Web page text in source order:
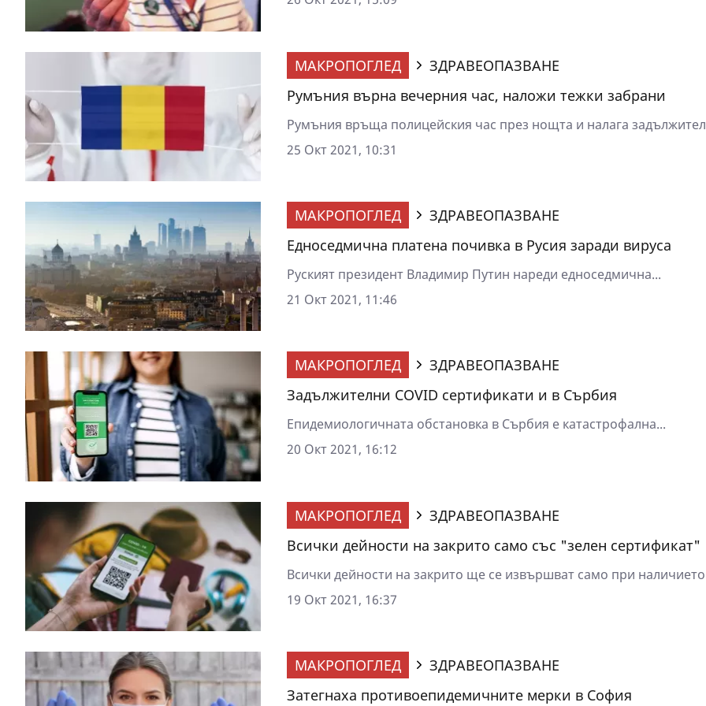
МАКРОПОГЛЕД
ЗДРАВЕОПАЗВАНЕ
Румъния върна вечерния час, наложи тежки забрани
Румъния връща полицейския час през нощта и налага
25 Окт 2021, 10:31
МАКРОПОГЛЕД
ЗДРАВЕОПАЗВАНЕ
Едноседмична платена почивка в Русия заради вируса
Руският президент Владимир Путин нареди едноседмична...
21 Окт 2021, 11:46
МАКРОПОГЛЕД
ЗДРАВЕОПАЗВАНЕ
Задължителни COVID сертификати и в Сърбия
Епидемиологичната обстановка в Сърбия е катастрофална...
20 Окт 2021, 16:12
МАКРОПОГЛЕД
ЗДРАВЕОПАЗВАНЕ
Всички дейности на закрито само със "зелен сертификат"
Всички дейности на закрито ще се извършват само при
19 Окт 2021, 16:37
МАКРОПОГЛЕД
ЗДРАВЕОПАЗВАНЕ
Затегнаха противоепидемичните мерки в София